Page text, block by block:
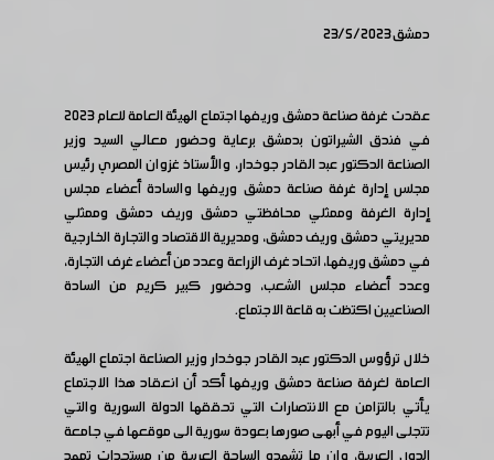
دمشق 23/5/2023
عقدت غرفة صناعة دمشق وريفها اجتماع الهيئة العامة للعام ٢٠٢٣
في فندق الشيراتون بدمشق برعاية وحضور معالي السيد وزير
الصناعة الدكتور عبد القادر جوخدار، والأستاذ غزوان المصري رئيس
مجلس إدارة غرفة صناعة دمشق وريفها والسادة أعضاء مجلس
إدارة الغرفة وممثلي محافظتي دمشق وريف دمشق وممثلي
مديريتي دمشق وريف دمشق، ومديرية الاقتصاد والتجارة الخارجية
في دمشق وريفها، اتحاد غرف الزراعة وعدد من أعضاء غرف التجارة،
وعدد أعضاء مجلس الشعب، وحضور كبير كريم من السادة
الصناعيين اكتظت به قاعة الاجتماع.
خلال ترؤوس الدكتور عبد القادر جوخدار وزير الصناعة اجتماع الهيئة
العامة لغرفة صناعة دمشق وريفها أكد أن انعقاد هذا الاجتماع
يأتي بالتزامن مع الانتصارات التي تحققها الدولة السورية والتي
تتجلى اليوم في أبهى صورها بعودة سورية الى موقعها في جامعة